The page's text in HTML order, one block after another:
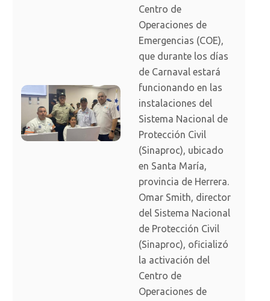
Centro de
Operaciones de
Emergencias (COE),
que durante los días
de Carnaval estará
funcionando en las
instalaciones del
Sistema Nacional de
Protección Civil
(Sinaproc), ubicado
en Santa María,
provincia de Herrera.
Omar Smith, director
del Sistema Nacional
de Protección Civil
(Sinaproc), oficializó
la activación del
Centro de
Operaciones de